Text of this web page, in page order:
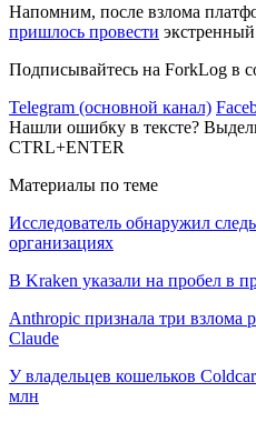
Напомним, после взлома
пришлось провести
Подписывайтесь на ForkLog в
Telegram (основной канал)
Нашли ошибку в тексте?
CTRL+ENTER
Материалы по теме
Исследователь обнаружил
организациях
В Kraken указали на пробел в
Anthropic признала три взлома
Claude
У владельцев кошельков
млн